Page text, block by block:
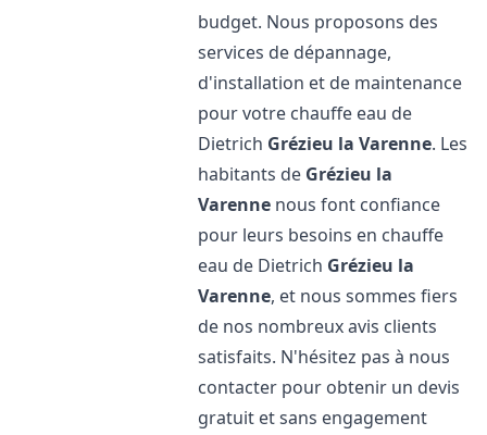
budget. Nous proposons des
services de dépannage,
d'installation et de maintenance
pour votre chauffe eau de
Dietrich Grézieu la Varenne. Les
habitants de Grézieu la
Varenne nous font confiance
pour leurs besoins en chauffe
eau de Dietrich Grézieu la
Varenne, et nous sommes fiers
de nos nombreux avis clients
satisfaits. N'hésitez pas à nous
contacter pour obtenir un devis
gratuit et sans engagement